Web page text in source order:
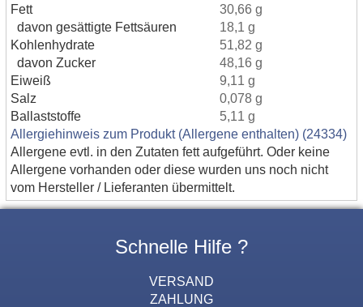
Fett
30,66 g
davon gesättigte Fettsäuren
18,1 g
Kohlenhydrate
51,82 g
davon Zucker
48,16 g
Eiweiß
9,11 g
Salz
0,078 g
Ballaststoffe
5,11 g
Allergiehinweis zum Produkt (Allergene enthalten) (24334)
Allergene evtl. in den Zutaten fett aufgeführt. Oder keine
Allergene vorhanden oder diese wurden uns noch nicht
vom Hersteller / Lieferanten übermittelt.
Schnelle Hilfe ?
VERSAND
ZAHLUNG